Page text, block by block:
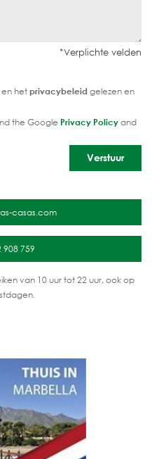
en hetprivacybeleid gelezen en
the Google Privacy Policyand
casas.com
908 759
van 10 uur tot 22 uur, ook op